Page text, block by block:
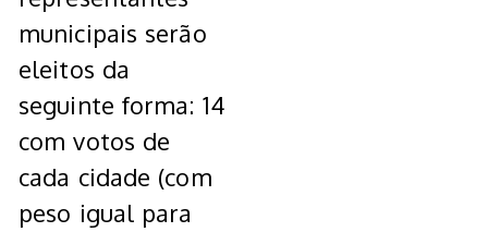
municipais serão
eleitos da
seguinte forma: 14
com votos de
cada cidade (com
peso igual para